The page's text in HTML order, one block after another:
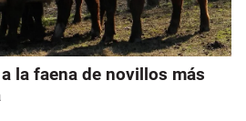
la faena de novillos más